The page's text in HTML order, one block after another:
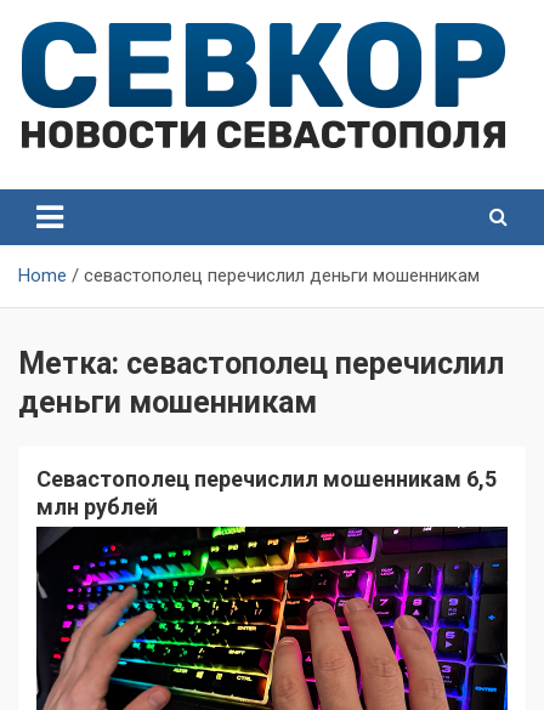
content
Севастополя
Севастополя
Home севастополец перечислил деньги мошенникам
Метка: севастополец перечислил
деньги мошенникам
Севастополец перечислил мошенникам 6,5
млн рублей